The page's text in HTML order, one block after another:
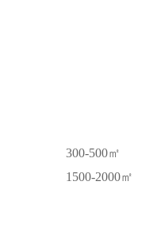
300-500㎡
1500-2000㎡